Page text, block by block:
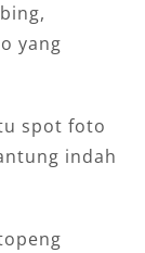
yang
spot foto
indah